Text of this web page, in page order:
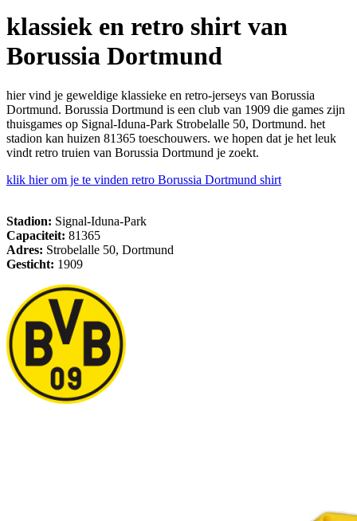
klassiek en retro shirt van
Borussia Dortmund
hier vind je geweldige klassieke en retro-jerseys van Borussia
Dortmund. Borussia Dortmund is een club van 1909 die games zijn
thuisgames op Signal-Iduna-Park Strobelalle 50, Dortmund. het
stadion kan huizen 81365 toeschouwers. we hopen dat je het leuk
vindt retro truien van Borussia Dortmund je zoekt.
klik hier om je te vinden retro Borussia Dortmund shirt
Stadion: Signal-Iduna-Park
Capaciteit: 81365
Adres: Strobelalle 50, Dortmund
Gesticht: 1909